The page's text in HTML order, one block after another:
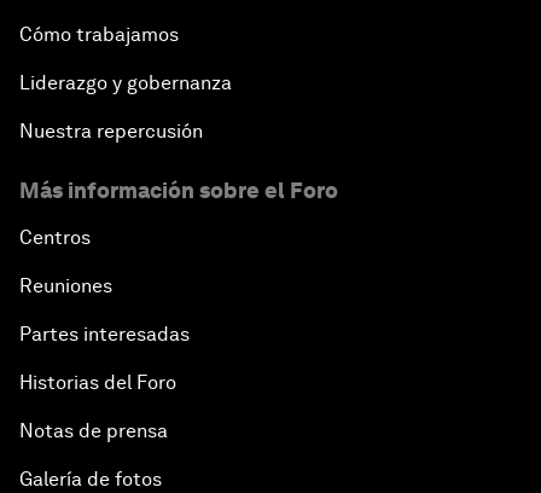
Cómo trabajamos
Liderazgo y gobernanza
Nuestra repercusión
Más información sobre el Foro
Centros
Reuniones
Partes interesadas
Historias del Foro
Notas de prensa
Galería de fotos